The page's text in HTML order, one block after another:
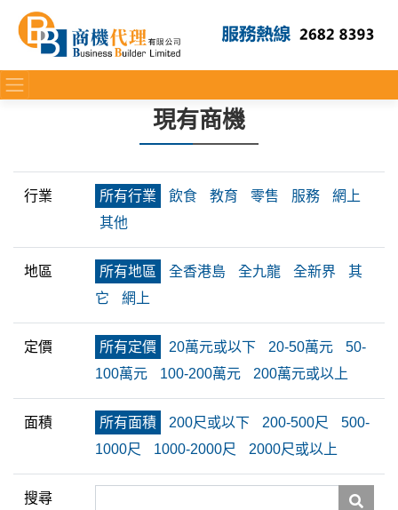
現有商機
行業 所有行業 飲食 教育 零售 服務
網上
其他
地區 所有地區 全香港島 全九龍 全新界
其
它
網上
定價 所有定價 20萬元或以下 20-50萬元
50-
100萬元
100-200萬元 200萬元或以上
面積 所有面積 200尺或以下 200-500尺
500-
1000尺
1000-2000尺 2000尺或以上
搜尋